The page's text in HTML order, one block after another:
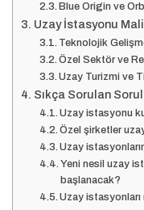
Blue Origin ve
Uzay İstasyonu
Teknolojik
Özel Sektör ve
Uzay Turizmi ve
Sıkça Sorulan
Uzay istasyonu
Özel şirketler
Uzay
Yeni nesil uzay
başlanacak?
Uzay istasyonları